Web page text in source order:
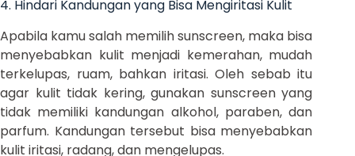
4. Hindari Kandungan yang Bisa Mengiritasi Kulit
Apabila kamu salah memilih sunscreen, maka bisa
menyebabkan kulit menjadi kemerahan, mudah
terkelupas, ruam, bahkan iritasi. Oleh sebab itu
agar kulit tidak kering, gunakan sunscreen yang
tidak memiliki kandungan alkohol, paraben, dan
parfum. Kandungan tersebut bisa menyebabkan
kulit iritasi, radang, dan mengelupas.